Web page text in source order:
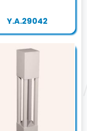
Y.A.29042